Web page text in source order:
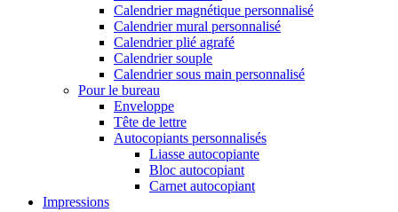
Calendrier magnétique personnalisé
Calendrier mural personnalisé
Calendrier plié agrafé
Calendrier souple
Calendrier sous main personnalisé
Pour le bureau
Enveloppe
Tête de lettre
Autocopiants personnalisés
Liasse autocopiante
Bloc autocopiant
Carnet autocopiant
Impressions